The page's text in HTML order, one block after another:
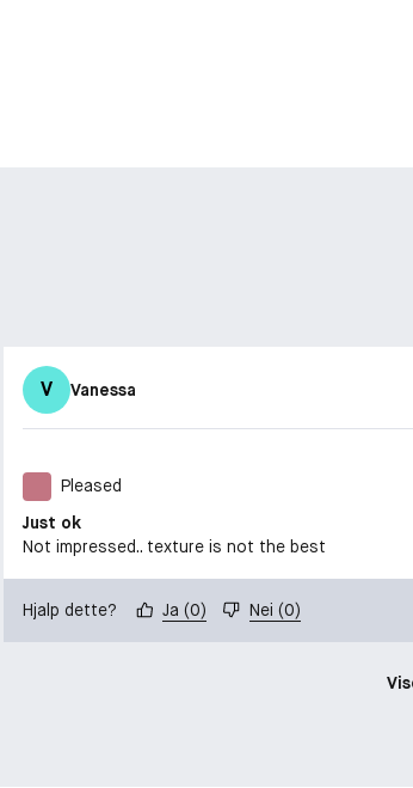
V Vanessa
Pleased
Just ok
Not impressed.. texture is not the best
Hjalp dette? Ja (0) Nei (0)